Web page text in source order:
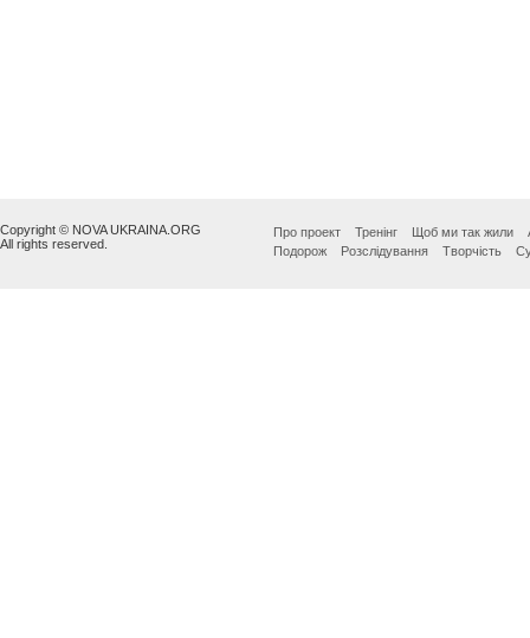
Copyright © NOVA UKRAINA.ORG
All rights reserved.
Про проект Тренінг Щоб ми так жили
Подорож
Розслідування Творчість